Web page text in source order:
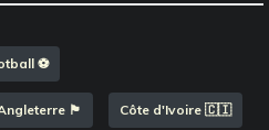
⚽️
🏴󠁧󠁢󠁥󠁮󠁧󠁿 Côte d'Ivoire 🇨🇮